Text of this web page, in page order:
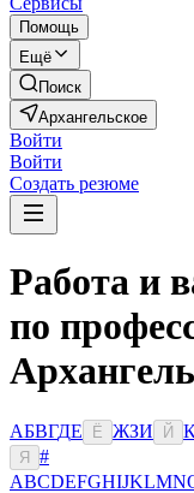
Помощь
Ещё
Поиск
Архангельское
Войти
Войти
Создать резюме
Работа и
по
АБВГДЕ Ё ЖЗИ Й
Я
#
ABCDEFGHIJKLMN